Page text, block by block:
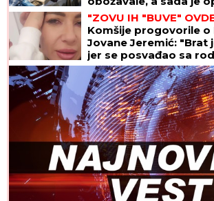
komad!
"ZOVU IH "BUVE"
Komšije progovorile o
Jovane Jeremić: "Brat
jer se posvađao sa